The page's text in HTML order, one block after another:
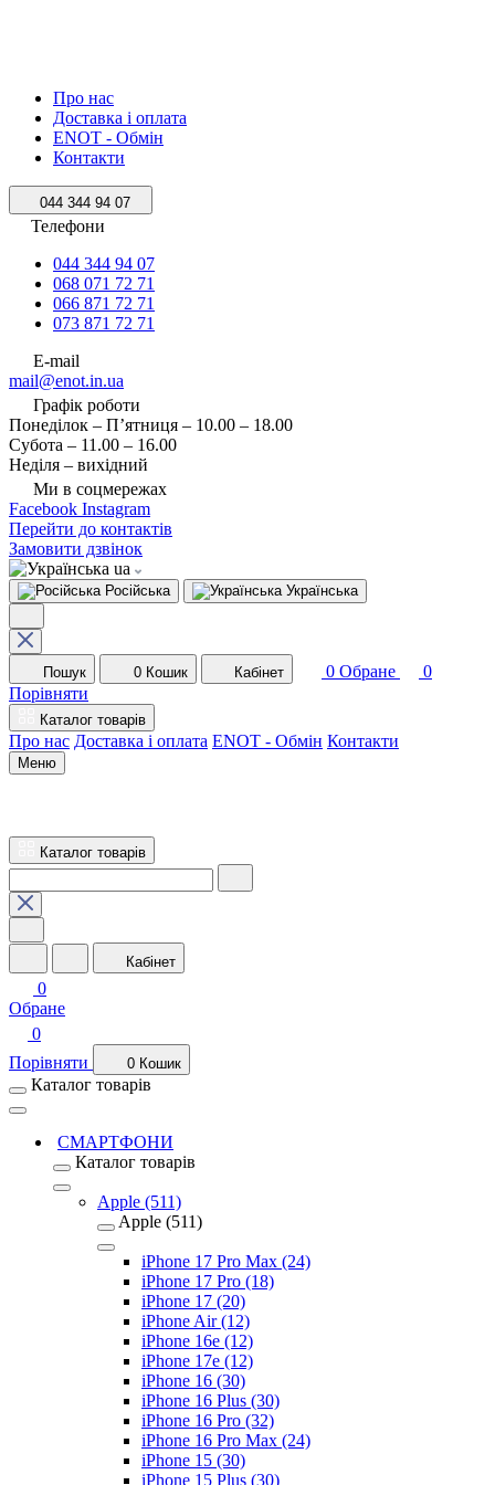
Про нас
Доставка і оплата
ENOT - Обмін
Контакти
044 344 94 07
Телефони
044 344 94 07
068 071 72 71
066 871 72 71
073 871 72 71
E-mail
mail@enot.in.ua
Графік роботи
Понеділок – П’ятниця – 10.00 – 18.00
Субота – 11.00 – 16.00
Неділя – вихідний
Ми в соцмережах
Facebook Instagram
Перейти до контактів
Замовити дзвінок
ua
Російська Українська
Пошук 0 Кошик Кабінет 0 Обране
0
Порівняти
Каталог товарів
Про нас Доставка і оплата ENOT - Обмін Контакти
Меню
Каталог товарів
Кабінет
0
Обране
0
Порівняти
0 Кошик
Каталог товарів
СМАРТФОНИ
Каталог товарів
Apple (511)
Apple (511)
iPhone 17 Pro Max (24)
iPhone 17 Pro (18)
iPhone 17 (20)
iPhone Air (12)
iPhone 16e (12)
iPhone 17e (12)
iPhone 16 (30)
iPhone 16 Plus (30)
iPhone 16 Pro (32)
iPhone 16 Pro Max (24)
iPhone 15 (30)
iPhone 15 Plus (30)